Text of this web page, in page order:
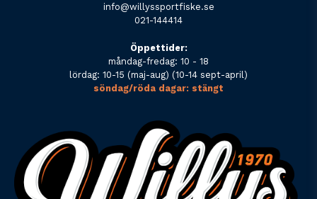
info@willyssportfiske.se
021-144414
Öppettider:
måndag-fredag: 10 - 18
lördag: 10-15 (maj-aug) (10-14 sept-april)
söndag/röda dagar: stängt